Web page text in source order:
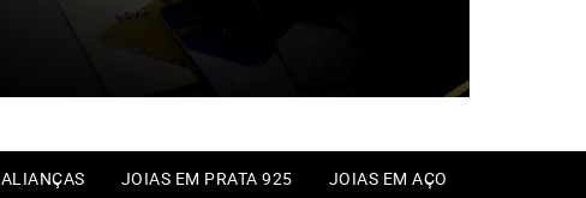
ALIANÇAS JOIAS EM PRATA 925 JOIAS EM AÇO